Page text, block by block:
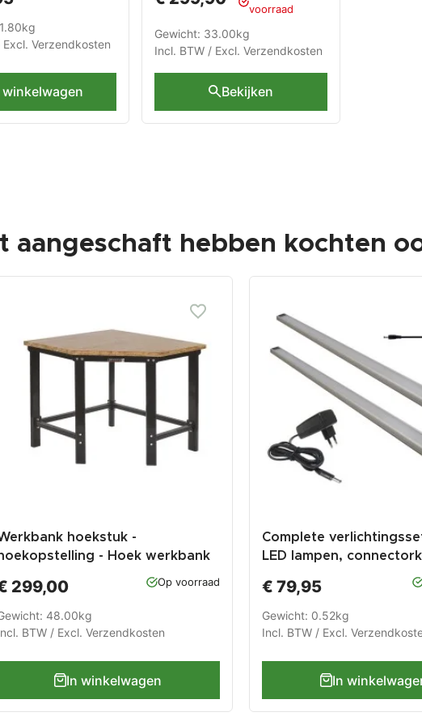
Excl. Verzendkosten
winkelwagen
voorraad
Gewicht: 33.00kg
Incl. BTW / Excl. Verzendkosten
Bekijken
aangeschaft hebben kochten
hoekstuk -
hoekopstelling - Hoek werkbank
zwart met hardhouten blad
299,00 Op voorraad
48.00kg
BTW / Excl. Verzendkosten
In winkelwagen
Complete
LED lampen,
€ 79,95
Gewicht: 0.52kg
Incl. BTW / Excl.
In